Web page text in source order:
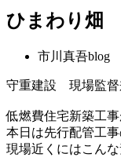
ひまわり畑
市川真吾blog
守重建設 現場監督
低燃費住宅新築工
本日は先行配管工
現場近くにはこん